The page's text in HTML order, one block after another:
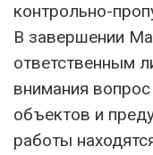
контрольно-
В завершении
ответственным
внимания
объектов и
работы